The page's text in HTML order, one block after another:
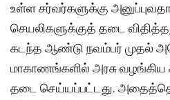
உள்ள சர்வர்களுக்கு
செயலிகளுக்குத் தடை
கடந்த ஆண்டு நவம்பர் முதல்
மாகாணங்களில் அரசு வழங்கிய
தடை செய்யப்பட்டது.